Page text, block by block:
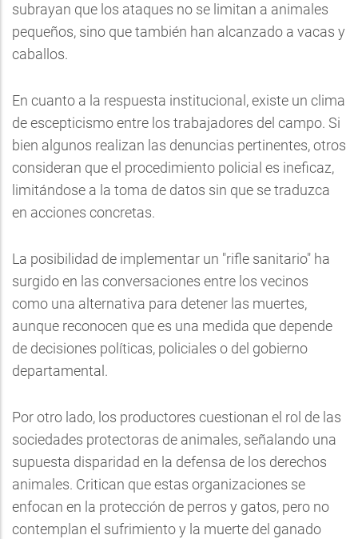
subrayan que los ataques no se limitan a animales
pequeños, sino que también han alcanzado a vacas y
caballos.
En cuanto a la respuesta institucional, existe un clima
de escepticismo entre los trabajadores del campo. Si
bien algunos realizan las denuncias pertinentes, otros
consideran que el procedimiento policial es ineficaz,
limitándose a la toma de datos sin que se traduzca
en acciones concretas.
La posibilidad de implementar un "rifle sanitario" ha
surgido en las conversaciones entre los vecinos
como una alternativa para detener las muertes,
aunque reconocen que es una medida que depende
de decisiones políticas, policiales o del gobierno
departamental.
Por otro lado, los productores cuestionan el rol de las
sociedades protectoras de animales, señalando una
supuesta disparidad en la defensa de los derechos
animales. Critican que estas organizaciones se
enfocan en la protección de perros y gatos, pero no
contemplan el sufrimiento y la muerte del ganado